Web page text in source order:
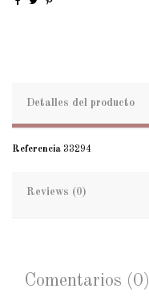
Detalles del producto
Referencia 33294
Reviews (0)
Comentarios (0)